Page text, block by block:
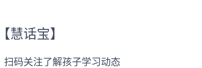
【慧话宝】
扫码关注了解孩子学习动态